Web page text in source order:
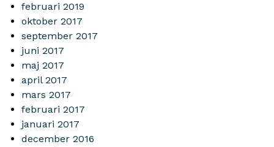
februari 2019
oktober 2017
september 2017
juni 2017
maj 2017
april 2017
mars 2017
februari 2017
januari 2017
december 2016